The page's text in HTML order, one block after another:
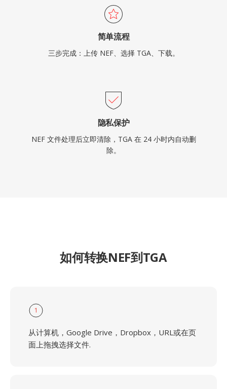
简单流程
三步完成：上传 NEF、选择 TGA、下载。
隐私保护
NEF 文件处理后立即清除，TGA 在 24 小时内自动删
除。
如何转换NEF到TGA
1
从计算机，Google Drive，Dropbox，URL或在页
面上拖拽选择文件.